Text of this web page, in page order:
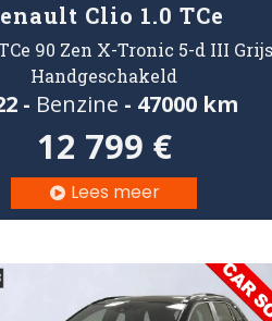
Clio 1.0 TCe
TCe 90 Zen X-Tronic 5-d III Grijs
Handgeschakeld
- Benzine - 47000 km
12 799 €
 Lees meer